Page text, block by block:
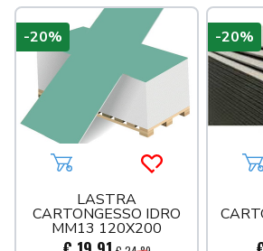
Aggiungi al carrelloAcquista più
LASTRA
CARTONGESSO IDRO
MM13 120X200
-20% -20%